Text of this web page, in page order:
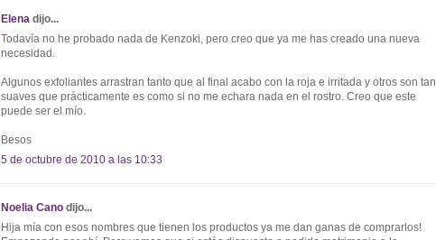
Elena dijo...
Todavía no he probado nada de Kenzoki, pero creo que ya me has creado una nueva
necesidad.
Algunos exfoliantes arrastran tanto que al final acabo con la roja e irritada y otros son tan
suaves que prácticamente es como si no me echara nada en el rostro. Creo que este
puede ser el mío.
Besos
5 de octubre de 2010 a las 10:33
Noelia Cano dijo...
Hija mía con esos nombres que tienen los productos ya me dan ganas de comprarlos!